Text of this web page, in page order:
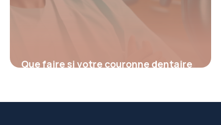
Que faire si votre couronne dentaire